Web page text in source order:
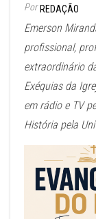
Por REDAÇÃO
Emerson
profissional,
extraordinário
Exéquias da
em rádio e TV
História pela